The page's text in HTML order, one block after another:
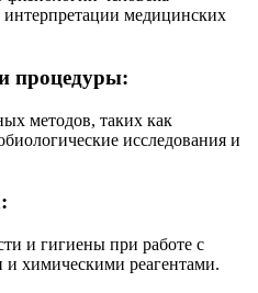
медицинских
процедуры:
методов, таких как
исследования и
и гигиены при работе с
и химическими реагентами.